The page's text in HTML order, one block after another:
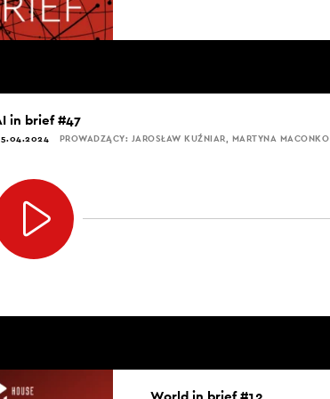
in brief #47
PROWADZĄCY: JAROSŁAW KUŹNIAR, MARTYNA MACONKO